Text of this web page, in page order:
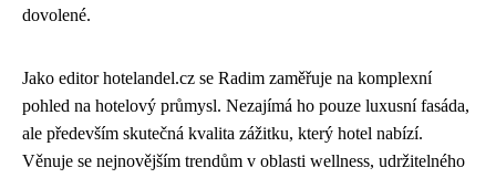
dovolené.
Jako editor hotelandel.cz se Radim zaměřuje na komplexní
pohled na hotelový průmysl. Nezajímá ho pouze luxusní fasáda,
ale především skutečná kvalita zážitku, který hotel nabízí.
Věnuje se nejnovějším trendům v oblasti wellness, udržitelného